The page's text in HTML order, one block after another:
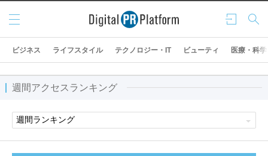
ログ
イン
検索
メニ
ュー
ビジネス ライフスタイル テクノロジー・IT ビューティ 医療・科学
週間アクセスランキング